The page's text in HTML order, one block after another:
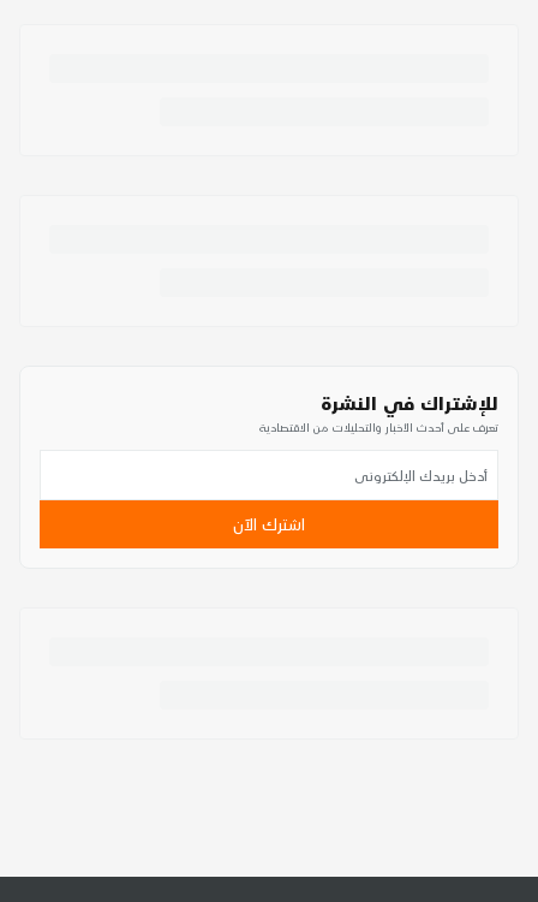
للإشتراك في النشرة
تعرف على أحدث الأخبار والتحليلات من الاقتصادية
اشترك الآن